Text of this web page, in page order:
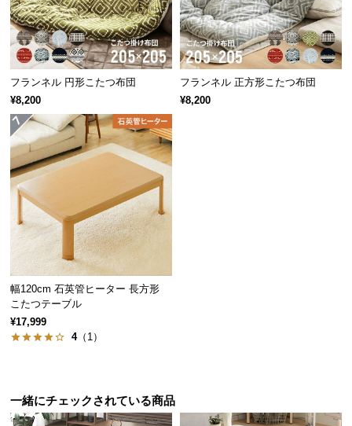
て
保
証
に
つ
い
て
会
員
規
約
に
つ
い
て
サ
フランネル 円形こたつ布団
¥8,200
フランネル 正方形こたつ布団
¥8,200
幅120cm 石英管ヒーター 長方形
こたつテーブル
¥17,999
4（1）
一緒にチェックされている商品